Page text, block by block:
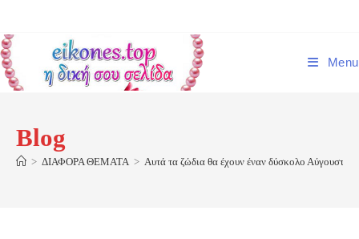
content
Menu
Blog
> ΔΙΑΦΟΡΑ ΘΕΜΑΤΑ > Αυτά τα ζώδια θα έχουν έναν δύσκολο Αύγουστο